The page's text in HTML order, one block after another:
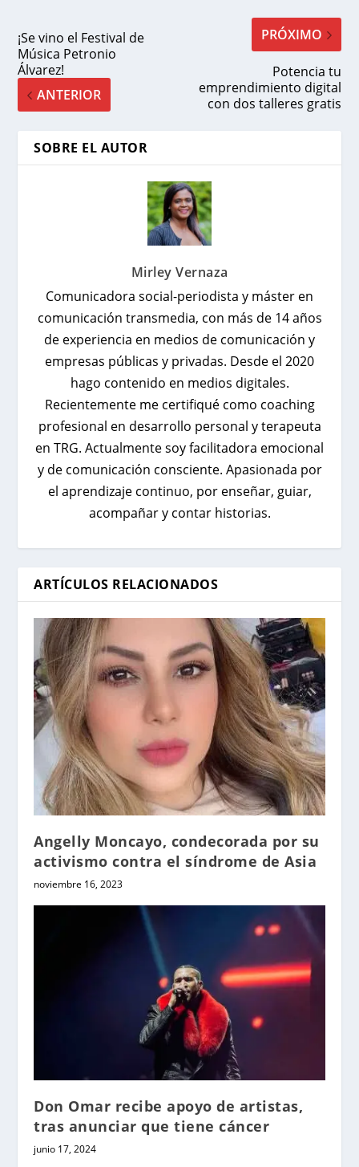
¡Se vino el Festival de
Música Petronio
Álvarez!
ANTERIOR
PRÓXIMO
Potencia tu
emprendimiento digital
con dos talleres gratis
SOBRE EL AUTOR
Mirley Vernaza
Comunicadora social-periodista y máster en
comunicación transmedia, con más de 14 años
de experiencia en medios de comunicación y
empresas públicas y privadas. Desde el 2020
hago contenido en medios digitales.
Recientemente me certifiqué como coaching
profesional en desarrollo personal y terapeuta
en TRG. Actualmente soy facilitadora emocional
y de comunicación consciente. Apasionada por
el aprendizaje continuo, por enseñar, guiar,
acompañar y contar historias.
ARTÍCULOS RELACIONADOS
Angelly Moncayo, condecorada por su
activismo contra el síndrome de Asia
noviembre 16, 2023
Don Omar recibe apoyo de artistas,
tras anunciar que tiene cáncer
junio 17, 2024